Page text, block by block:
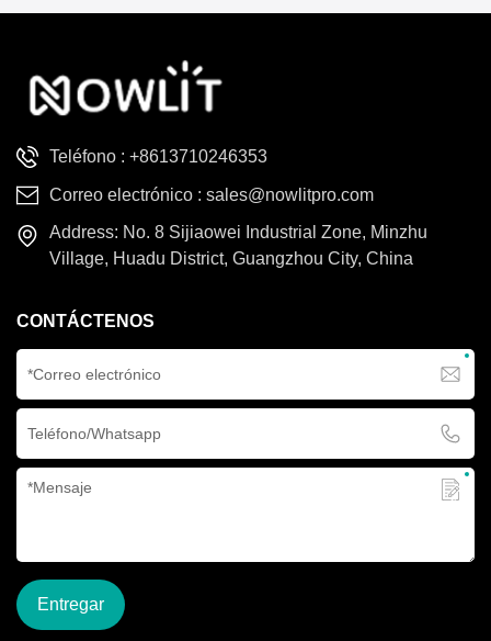
efectos estroboscópicos y
rotación del eje Y y
protección IP65 para
proyectos de iluminación
cultural y de escenarios al
aire libre.
lavado de color y
Teléfono :+8613710246353
Correo electrónico :sales@nowlitpro.com
Address: No. 8 Sijiaowei Industrial Zone, Minzhu
Village, Huadu District, Guangzhou City, China
CONTÁCTENOS
Entregar